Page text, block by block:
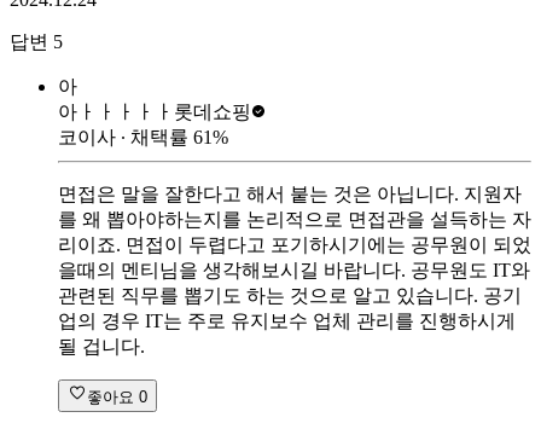
답변 5
아
아ㅏㅏㅏㅏㅏ 롯데쇼핑
코이사 ∙ 채택률 61%
면접은 말을 잘한다고 해서 붙는 것은 아닙니다. 지원자
를 왜 뽑아야하는지를 논리적으로 면접관을 설득하는 자
리이죠. 면접이 두렵다고 포기하시기에는 공무원이 되었
을때의 멘티님을 생각해보시길 바랍니다. 공무원도 IT와
관련된 직무를 뽑기도 하는 것으로 알고 있습니다. 공기
업의 경우 IT는 주로 유지보수 업체 관리를 진행하시게
될 겁니다.
좋아요 0